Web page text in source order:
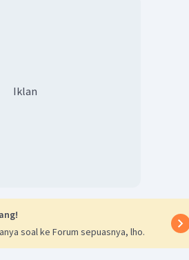
Iklan
soal ke Forum sepuasnya, lho.